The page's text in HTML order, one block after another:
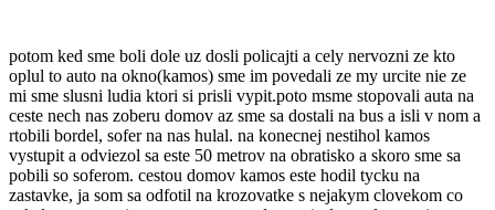
potom ked sme boli dole uz dosli policajti a cely nervozni ze kto
oplul to auto na okno(kamos) sme im povedali ze my urcite nie ze
mi sme slusni ludia ktori si prisli vypit.poto msme stopovali auta na
ceste nech nas zoberu domov az sme sa dostali na bus a isli v nom a
rtobili bordel, sofer na nas hulal. na konecnej nestihol kamos
vystupit a odviezol sa este 50 metrov na obratisko a skoro sme sa
pobili so soferom. cestou domov kamos este hodil tycku na
zastavke, ja som sa odfotil na krozovatke s nejakym clovekom co